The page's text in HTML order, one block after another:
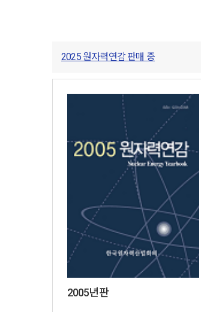
2025 원자력연감 판매 중
2005년판